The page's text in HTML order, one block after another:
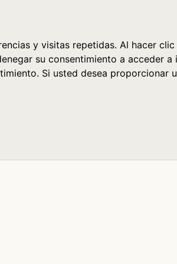
y visitas repetidas. Al hacer clic
su consentimiento a acceder a
Si usted desea proporcionar